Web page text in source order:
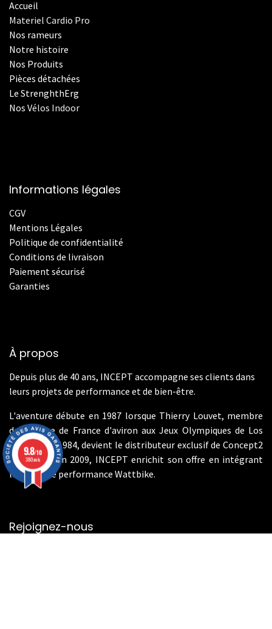
Accueil
Materiel Cardio Pro
Nos rameurs
Notre histoire
Nos Produits
Pièces détachées
Le StrenghthErg
Nos Vélos Indoor
Informations légales
CGV
Mentions Légales
Politique de confidentialité
Conditions de livraison
Paiement sécurisé
Garanties
À propos
Depuis plus de 40 ans, INCEPT accompagne ses clients dans
leurs projets de performance et de bien-être.
L'aventure débute en 1987 lorsque Thierry Louvet, membre
de l'équipe de France d'aviron aux Jeux Olympiques de Los
Angeles en 1984, devient le distributeur exclusif de Concept2
en France. En 2009, INCEPT enrichit son offre en intégrant
les vélos de performance Wattbike.
Rejoignez-nous
9.8/10
380 avis